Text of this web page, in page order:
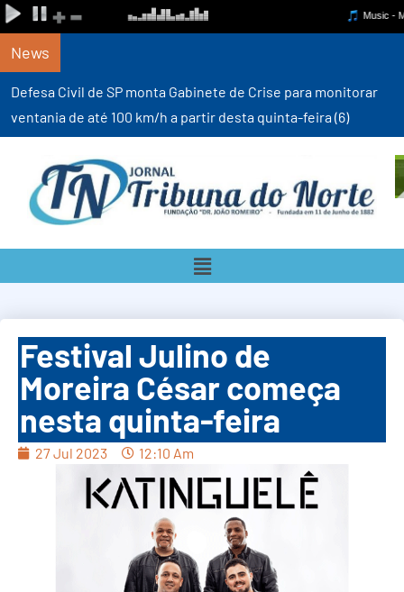
News
Defesa Civil de SP monta Gabinete de Crise para monitorar
ventania de até 100 km/h a partir desta quinta-feira (6)
Festival Julino de
Moreira César começa
nesta quinta-feira
27 Jul 2023 12:10 Am